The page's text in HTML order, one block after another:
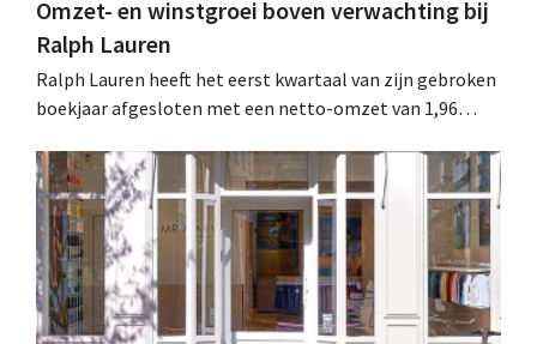
Omzet- en winstgroei boven verwachting bij
Ralph Lauren
Ralph Lauren heeft het eerst kwartaal van zijn gebroken
boekjaar afgesloten met een netto-omzet van 1,96
is dan een jaar eerder. Na die beter dan verwachte start
verhoogt het bedrijf ook zijn vooruitzichten voor het
volledige boekjaar.